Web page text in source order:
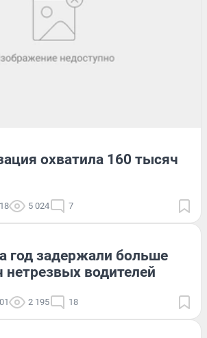
охватила 160 тысяч
5 024 7
год задержали больше
водителей
2 195 18